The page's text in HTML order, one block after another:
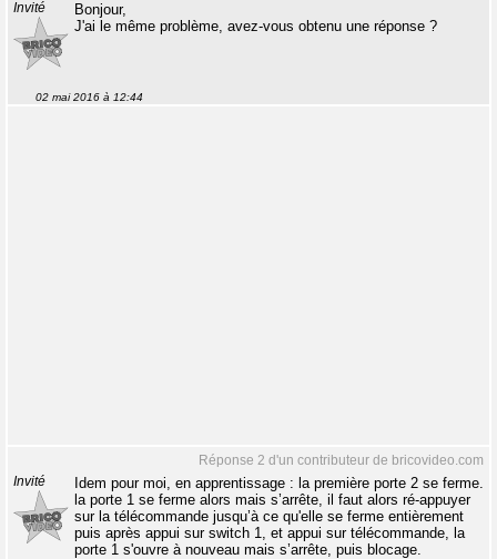
Invité
Bonjour,
J'ai le même problème, avez-vous obtenu une réponse ?
02 mai 2016 à 12:44
Réponse 2 d'un contributeur de bricovideo.com
Invité
Idem pour moi, en apprentissage : la première porte 2 se ferme.
la porte 1 se ferme alors mais s’arrête, il faut alors ré-appuyer
sur la télécommande jusqu’à ce qu'elle se ferme entièrement
puis après appui sur switch 1, et appui sur télécommande, la
porte 1 s'ouvre à nouveau mais s’arrête, puis blocage.